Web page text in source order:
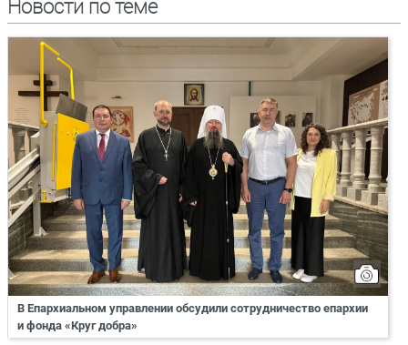
Новости по теме
В Епархиальном управлении обсудили сотрудничество епархии
и фонда «Круг добра»